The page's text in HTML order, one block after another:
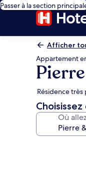
Passer à la section
Afficher
Appartement
Résidence
Où